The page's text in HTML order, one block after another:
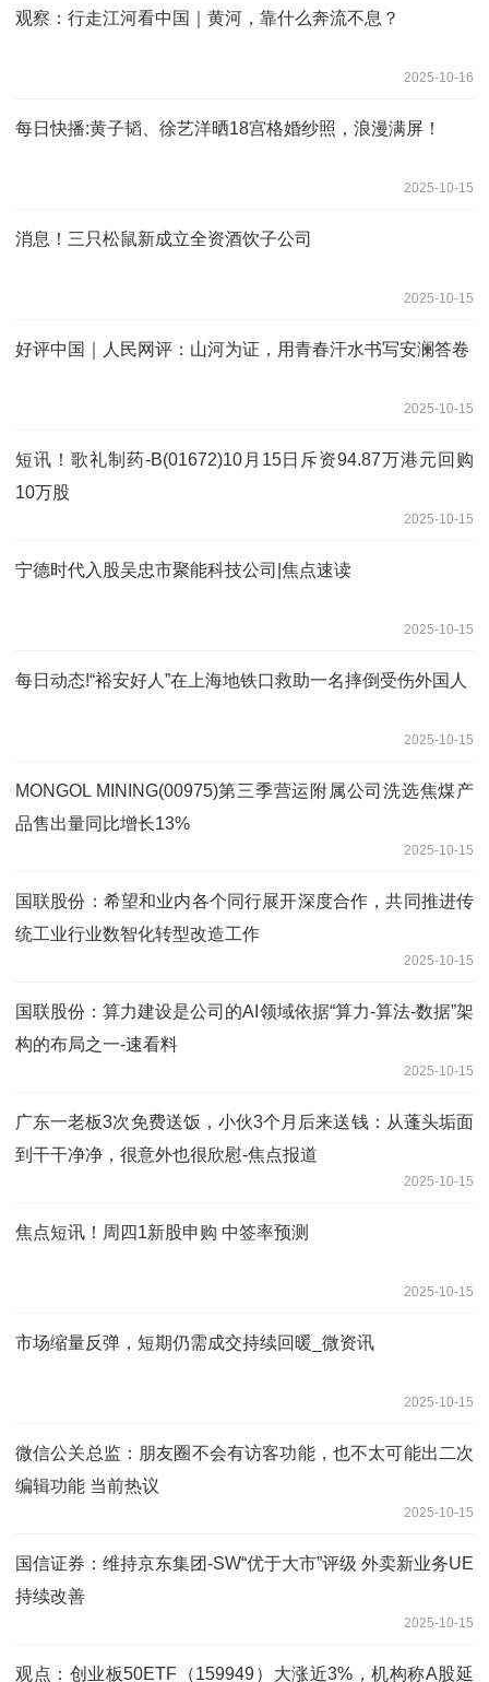
观察：行走江河看中国｜黄河，靠什么奔流不息？
2025-10-16
每日快播:黄子韬、徐艺洋晒18宫格婚纱照，浪漫满屏！
2025-10-15
消息！三只松鼠新成立全资酒饮子公司
2025-10-15
好评中国｜人民网评：山河为证，用青春汗水书写安澜答卷
2025-10-15
短讯！歌礼制药-B(01672)10月15日斥资94.87万港元回购
10万股
2025-10-15
宁德时代入股吴忠市聚能科技公司|焦点速读
2025-10-15
每日动态!“裕安好人”在上海地铁口救助一名摔倒受伤外国人
2025-10-15
MONGOL MINING(00975)第三季营运附属公司洗选焦煤产
品售出量同比增长13%
2025-10-15
国联股份：希望和业内各个同行展开深度合作，共同推进传
统工业行业数智化转型改造工作
2025-10-15
国联股份：算力建设是公司的AI领域依据“算力-算法-数据”架
构的布局之一-速看料
2025-10-15
广东一老板3次免费送饭，小伙3个月后来送钱：从蓬头垢面
到干干净净，很意外也很欣慰-焦点报道
2025-10-15
焦点短讯！周四1新股申购 中签率预测
2025-10-15
市场缩量反弹，短期仍需成交持续回暖_微资讯
2025-10-15
微信公关总监：朋友圈不会有访客功能，也不太可能出二次
编辑功能 当前热议
2025-10-15
国信证券：维持京东集团-SW“优于大市”评级 外卖新业务UE
持续改善
2025-10-15
观点：创业板50ETF（159949）大涨近3%，机构称A股延